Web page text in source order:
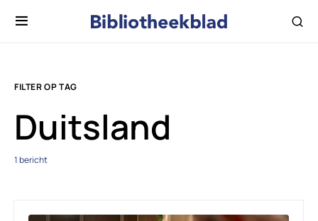
FILTER OP TAG
Duitsland
1 bericht